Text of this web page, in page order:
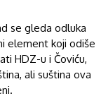
se gleda odluka
element koji odiše
HDZ-u i Čoviću,
ali suština ova